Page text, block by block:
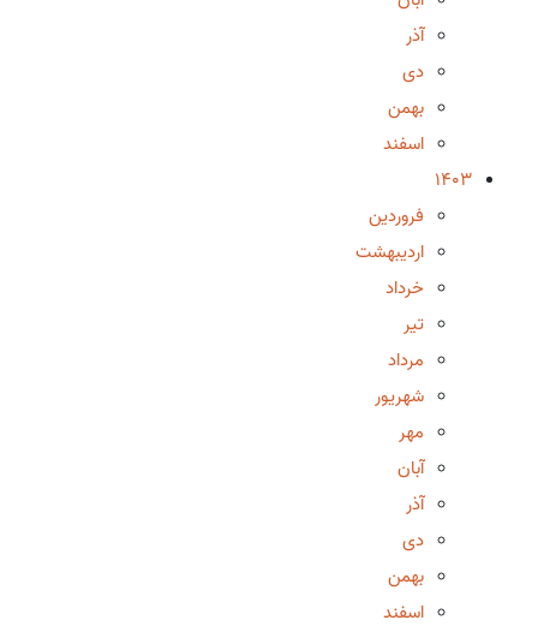
آذر
دی
بهمن
اسفند
1403
فروردین
اردیبهشت
خرداد
تیر
مرداد
شهریور
مهر
آبان
آذر
دی
بهمن
اسفند